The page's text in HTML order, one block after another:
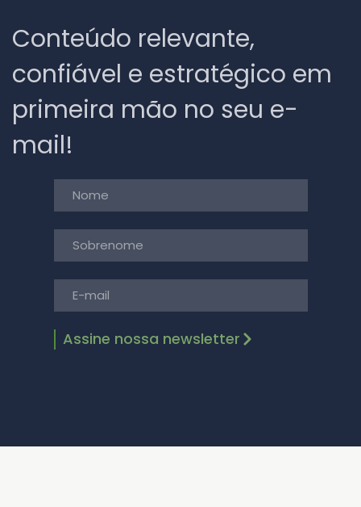
Conteúdo relevante,
confiável e estratégico em
primeira mão no seu e-
mail!
Assine nossa newsletter